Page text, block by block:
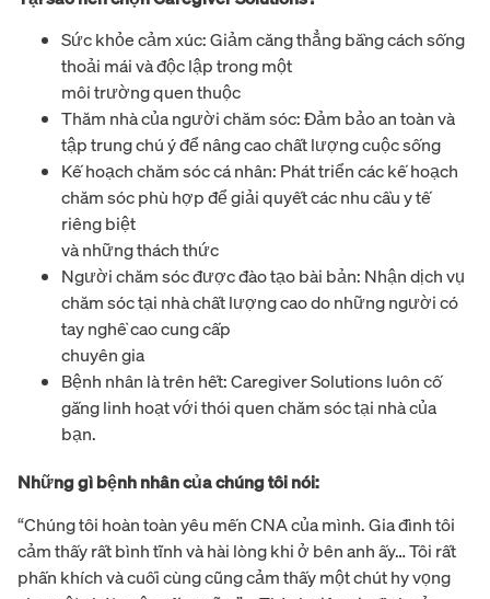
Sức khỏe cảm xúc: Giảm căng thẳng bằng cách sống
thoải mái và độc lập trong một
môi trường quen thuộc
Thăm nhà của người chăm sóc: Đảm bảo an toàn và
tập trung chú ý để nâng cao chất lượng cuộc sống
Kế hoạch chăm sóc cá nhân: Phát triển các kế hoạch
chăm sóc phù hợp để giải quyết các nhu cầu y tế
riêng biệt
và những thách thức
Người chăm sóc được đào tạo bài bản: Nhận dịch vụ
chăm sóc tại nhà chất lượng cao do những người có
tay nghề cao cung cấp
chuyên gia
Bệnh nhân là trên hết: Caregiver Solutions luôn cố
gắng linh hoạt với thói quen chăm sóc tại nhà của
bạn.
Những gì bệnh nhân của chúng tôi nói:
“Chúng tôi hoàn toàn yêu mến CNA của mình. Gia đình tôi
cảm thấy rất bình tĩnh và hài lòng khi ở bên anh ấy… Tôi rất
phấn khích và cuối cùng cũng cảm thấy một chút hy vọng